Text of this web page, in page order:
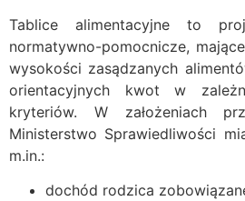
Tablice alimentacyjne to
normatywno-pomocnicze,
wysokości zasądzanych
orientacyjnych kwot w
kryteriów. W założeniach
Ministerstwo Sprawiedliwości
m.in.:
dochód rodzica